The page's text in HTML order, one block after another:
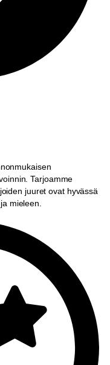
Tarjoamme
juuret ovat hyvässä
mieleen.